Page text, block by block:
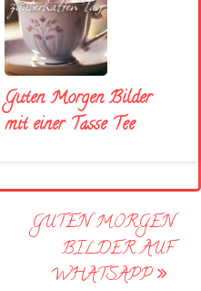
Guten Morgen Bilder
mit einer Tasse Tee
GUTEN MORGEN
BILDER AUF
WHATSAPP